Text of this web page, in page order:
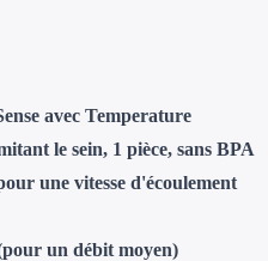
avec Temperature
le sein, 1 pièce, sans BPA
une vitesse d'écoulement
un débit moyen)